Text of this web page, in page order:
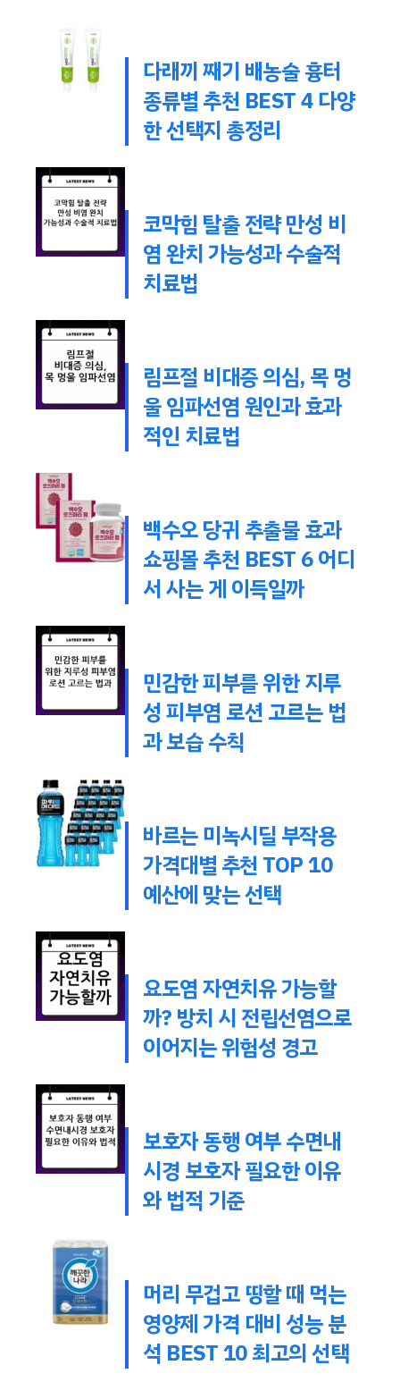
다래끼 째기 배농술 흉터
종류별 추천 BEST 4 다양
한 선택지 총정리
코막힘 탈출 전략 만성 비
염 완치 가능성과 수술적
치료법
림프절 비대증 의심, 목 멍
울 임파선염 원인과 효과
적인 치료법
백수오 당귀 추출물 효과
쇼핑몰 추천 BEST 6 어디
서 사는 게 이득일까
민감한 피부를 위한 지루
성 피부염 로션 고르는 법
과 보습 수칙
바르는 미녹시딜 부작용
가격대별 추천 TOP 10
예산에 맞는 선택
요도염 자연치유 가능할
까? 방치 시 전립선염으로
이어지는 위험성 경고
보호자 동행 여부 수면내
시경 보호자 필요한 이유
와 법적 기준
머리 무겁고 띵할 때 먹는
영양제 가격 대비 성능 분
석 BEST 10 최고의 선택